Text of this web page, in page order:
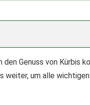
Genuss von Kürbis
weiter, um alle